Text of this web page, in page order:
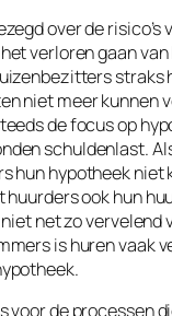
over de
verloren gaan
straks
niet meer kunnen
de focus op
schuldenlast.
hun hypotheek niet
huurders ook hun
net zo vervelend
is huren vaak
voor de processen